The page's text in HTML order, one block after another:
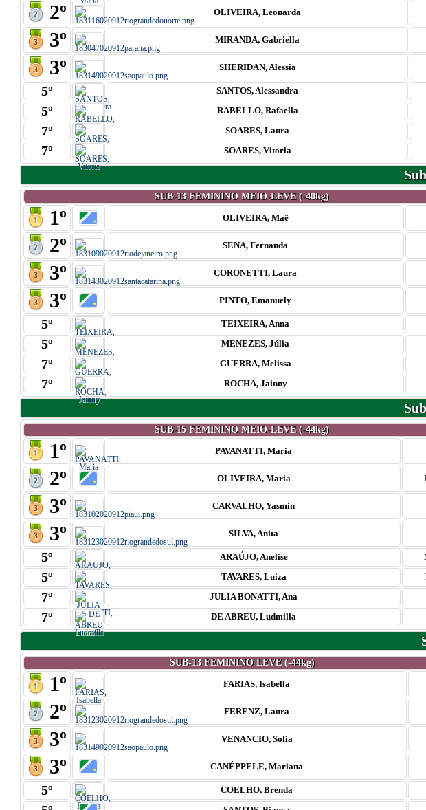
2º OLIVEIRA, Leonarda
3º MIRANDA, Gabriella
3º SHERIDAN, Alessia
5º SANTOS, Alessandra
5º RABELLO, Rafaella
7º SOARES, Laura
7º SOARES, Vitoria
SUB-13 FEMININO MEIO-LEVE (-40kg)
1º OLIVEIRA, Maê
2º SENA, Fernanda
3º CORONETTI, Laura
3º PINTO, Emanuely
5º TEIXEIRA, Anna
5º MENEZES, Júlia
7º GUERRA, Melissa
7º ROCHA, Jainny
SUB-15 FEMININO MEIO-LEVE (-44kg)
1º PAVANATTI, Maria
2º OLIVEIRA, Maria
3º CARVALHO, Yasmin
3º SILVA, Anita
5º ARAÚJO, Anelise
5º TAVARES, Luiza
7º JULIA BONATTI, Ana
7º DE ABREU, Ludmilla
SUB-13 FEMININO LEVE (-44kg)
1º FARIAS, Isabella
2º FERENZ, Laura
3º VENANCIO, Sofia
3º CANÉPPELE, Mariana
5º COELHO, Brenda